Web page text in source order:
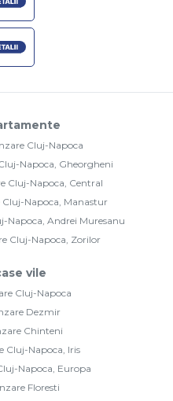
Cluj-Napoca
Napoca, Gheorgheni
Cluj-Napoca, Central
Napoca, Manastur
Napoca, Andrei Muresanu
Cluj-Napoca, Zorilor
vile
Cluj-Napoca
Dezmir
Chinteni
Cluj-Napoca, Iris
Napoca, Europa
Floresti